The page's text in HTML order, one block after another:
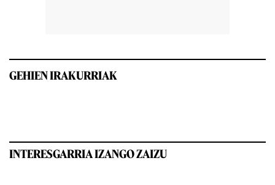
GEHIEN IRAKURRIAK
INTERESGARRIA IZANGO ZAIZU